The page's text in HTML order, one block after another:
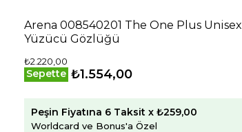
Arena 008540201 The One Plus Unisex
Yüzücü Gözlüğü
₺2.220,00
Sepette ₺1.554,00
Peşin Fiyatına 6 Taksit x ₺259,00
Worldcard ve Bonus'a Özel